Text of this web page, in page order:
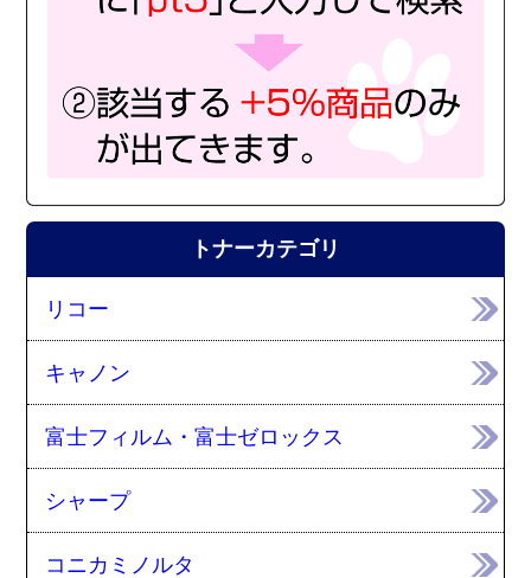
トナーカテゴリ
リコー
キャノン
富士フィルム・富士ゼロックス
シャープ
コニカミノルタ